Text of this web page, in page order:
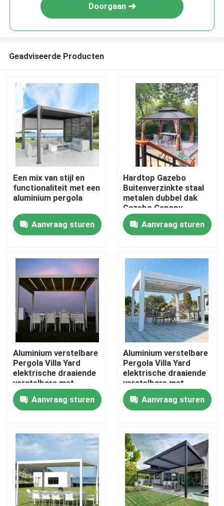
Huis
Ongeveer ons
Fabrieksreis
Kwaliteitscontrole
Contacteer ons
Nieuws
Verzoek om een Citaat
De Pergola van het aluminiumterras
De Pergola van aluminiumlouvered
Doorgaan
Geadviseerde Producten
Een mix van stijl en
functionaliteit met een
aluminium pergola
Aanvraag sturen
Hardtop Gazebo
Buitenverzinkte staal
metalen dubbel dak
Gazebo Canopy
Aanvraag sturen
Aluminium verstelbare
Pergola Villa Yard
elektrische draaiende
verstelbare met
uittrekbaar dak
Aanvraag sturen
Aluminium verstelbare
Pergola Villa Yard
elektrische draaiende
verstelbare met
uittrekbaar dak
Aanvraag sturen